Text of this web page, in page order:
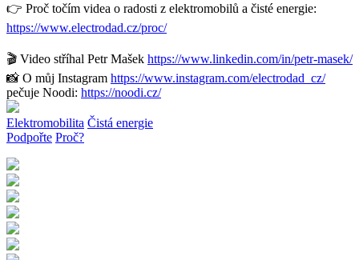
👉 Proč točím videa o radosti z elektromobilů a čisté energie:
https://www.electrodad.cz/proc/
🎬 Video stříhal Petr Mašek https://www.linkedin.com/in/petr-masek/
📸 O můj Instagram https://www.instagram.com/electrodad_cz/
pečuje Noodi: https://noodi.cz/
Elektromobilita Čistá energie
Podpořte Proč?